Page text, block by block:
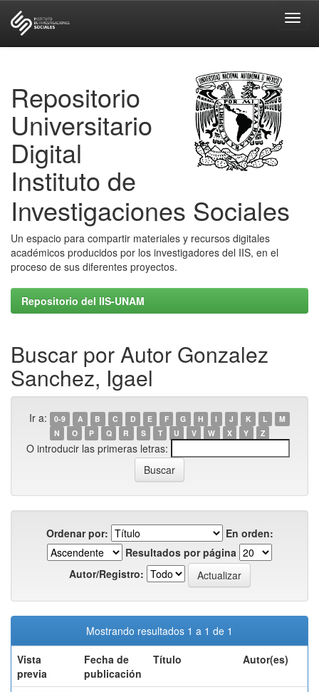
Repositorio
Universitario
Digital
Instituto de
Investigaciones Sociales
Un espacio para compartir materiales y recursos digitales
académicos producidos por los investigadores del IIS, en el
proceso de sus diferentes proyectos.
Repositorio del IIS-UNAM
Buscar por Autor Gonzalez
Sanchez, Igael
Ir a: 0-9 A B C D E F G H I J K L
M
N
O P Q R S T U V W X Y Z
O introducir las primeras letras:
Ordenar por:
En orden:
Resultados por página
Autor/Registro:
Mostrando resultados 1 a 1 de 1
Vista
previa
Fecha de
publicación
Título Autor(es)